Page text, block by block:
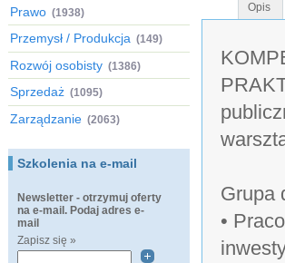
Prawo (1938)
Przemysł / Produkcja (149)
Rozwój osobisty (1386)
Sprzedaż (1095)
Zarządzanie (2063)
Szkolenia na e-mail
Newsletter - otrzymuj oferty
na e-mail. Podaj adres e-
mail
Zapisz się »
Opis
Grupa
•